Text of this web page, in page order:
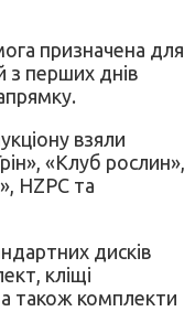
призначена для
з перших днів
взяли
«Клуб рослин»,
HZPC та
дисків
кліщі
а також комплекти